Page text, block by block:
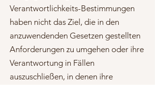
Verantwortlichkeits-Bestimmungen
haben nicht das Ziel, die in den
anzuwendenden Gesetzen gestellten
Anforderungen zu umgehen oder ihre
Verantwortung in Fällen
auszuschließen, in denen ihre